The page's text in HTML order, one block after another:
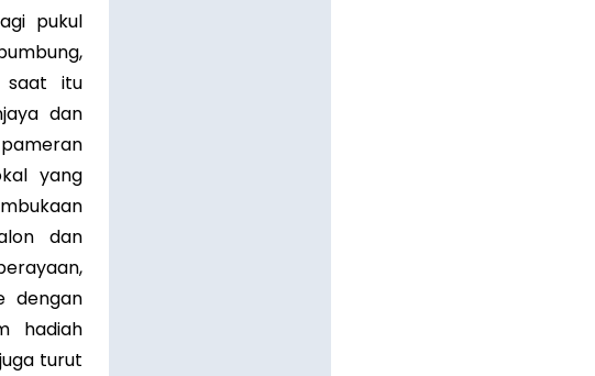
pukul
saat itu
dan
yang
dan
dengan
hadiah
turut